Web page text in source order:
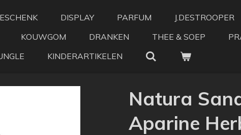
DISPLAY PARFUM J.DESTROOPER
KOUWGOM DRANKEN THEE & SOEP
KINDERARTIKELEN
Natura
Aparine